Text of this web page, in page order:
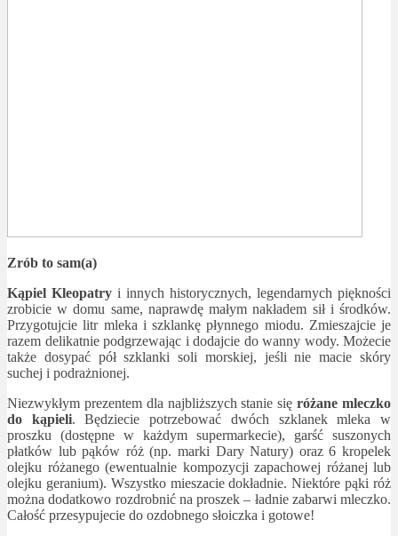
Zrób to sam(a)
Kąpiel Kleopatry i innych historycznych, legendarnych piękności
zrobicie w domu same, naprawdę małym nakładem sił i środków.
Przygotujcie litr mleka i szklankę płynnego miodu. Zmieszajcie je
razem delikatnie podgrzewając i dodajcie do wanny wody. Możecie
także dosypać pół szklanki soli morskiej, jeśli nie macie skóry
suchej i podrażnionej.
Niezwykłym prezentem dla najbliższych stanie sięróżane mleczko
do kąpieli. Będziecie potrzebować dwóch szklanek mleka w
proszku (dostępne w każdym supermarkecie), garść suszonych
płatków lub pąków róż (np. marki Dary Natury) oraz 6 kropelek
olejku różanego (ewentualnie kompozycji zapachowej różanej lub
olejku geranium). Wszystko mieszacie dokładnie. Niektóre pąki róż
można dodatkowo rozdrobnić na proszek – ładnie zabarwi mleczko.
Całość przesypujecie do ozdobnego słoiczka i gotowe!